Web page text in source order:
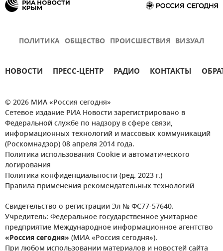
ПОЛИТИКА ОБЩЕСТВО ПРОИСШЕСТВИЯ ВИЗУАЛ
НОВОСТИ ПРЕСС-ЦЕНТР РАДИО КОНТАКТЫ
© 2026 МИА «Россия сегодня»
Сетевое издание РИА Новости зарегистрировано в
Федеральной службе по надзору в сфере связи,
информационных технологий и массовых коммуникаций
(Роскомнадзор) 08 апреля 2014 года.
Политика использования Cookie и автоматического
логирования
Политика конфиденциальности (ред. 2023 г.)
Правила применения рекомендательных технологий
Свидетельство о регистрации Эл № ФС77-57640.
Учредитель: Федеральное государственное унитарное
предприятие Международное информационное агентство
«Россия сегодня» (МИА «Россия сегодня»).
При любом использовании материалов и новостей сайта